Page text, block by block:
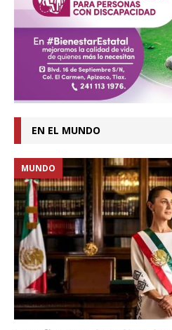
EN EL MUNDO
MUNDO